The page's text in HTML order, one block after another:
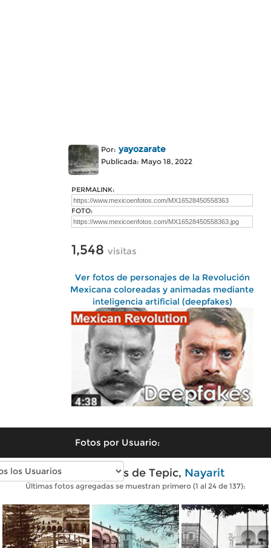
Por: yayozarate
Publicada: Mayo 18, 2022
PERMALINK:
FOTO:
1,548 visitas
Ver fotos de personajes de la Revolución
Mexicana coloreadas y animadas mediante
inteligencia artificial (deepfakes)
Fotos por Usuario:
Fotos antiguas de Tepic, Nayarit
Últimas fotos agregadas se muestran primero (1 al 24 de 137):